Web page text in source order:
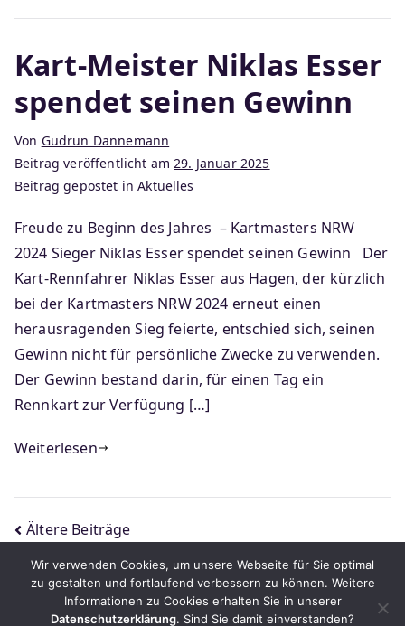
Kart-Meister Niklas Esser
spendet seinen Gewinn
Von Gudrun Dannemann
Beitrag veröffentlicht am29. Januar 2025
Beitrag gepostet inAktuelles
Freude zu Beginn des Jahres – Kartmasters NRW
2024 Sieger Niklas Esser spendet seinen Gewinn Der
Kart-Rennfahrer Niklas Esser aus Hagen, der kürzlich
bei der Kartmasters NRW 2024 erneut einen
herausragenden Sieg feierte, entschied sich, seinen
Gewinn nicht für persönliche Zwecke zu verwenden.
Der Gewinn bestand darin, für einen Tag ein
Rennkart zur Verfügung […]
Weiterlesen
Beitragsnavigation
Ältere Beiträge
Wir verwenden Cookies, um unsere Webseite für Sie optimal
zu gestalten und fortlaufend verbessern zu können. Weitere
Informationen zu Cookies erhalten Sie in unserer
Datenschutzerklärung. Sind Sie damit einverstanden?